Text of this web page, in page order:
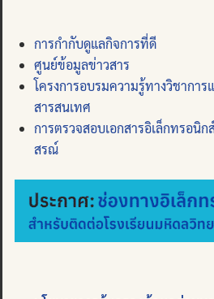
การกำกับดูแลกิจการที่ดี
ศูนย์ข้อมูลข่าวสาร
โครงการอบรมความรู้ทางวิชาการ
สารสนเทศ
การตรวจสอบเอกสารอิเล็กทรอนิก
สรณ์